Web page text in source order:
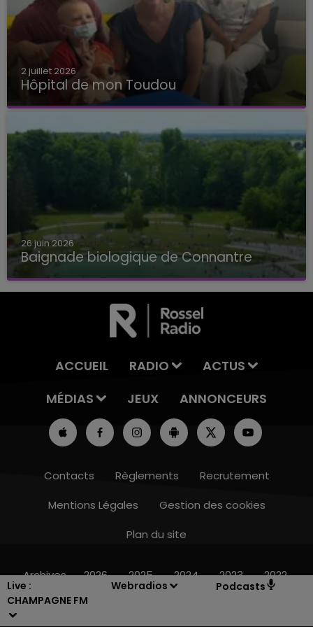
Live :
CHAMPAGNE FM
Webradios Podcasts
2 juillet 2026
Hôpital de mon Toudou
Hôpital de mon Toudou
26 juin 2026
Baignade biologique de Connantre
Baignade biologique de Connantre
ACCUEIL RADIO
ACTUS
MÉDIAS
JEUX ANNONCEURS
Contacts Règlements
Recrutement
Mentions Légales
Gestion des cookies
Plan du site
Archives 2026 2025 2024 2023 2022